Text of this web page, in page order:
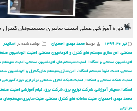
دوره‌ آموزشی عملی امنیت سایبری سیستم‌های کنترل
تیر ۳۰, ۱۳۹۹ توسط محمد مهدی احمدیان نوشته شده در اسلایدر
صنعتی, امن سازی سیستم های کنترل و اتوماسیون صنعتی, امنیت اتوماسیون
اتوماسیون صنعتی و اسکادا, امنیت سیستم های اتوماسیون صنعتی،امنیت
صنعتی، تست نفوذ سیستم اسکادا، امن سازی سیستم های کنترل و اتوماسیون
امنیت شبکه صنعتی و اسکادا, امنیت شبکه کنترل صنعتی, برگزاری دوره
اسکادا,سمینار آموزشی,شرکت توزیع برق، شرکت برق, فیلم آموزشی امنیت
محمد مهدی احمدیان, منیت سامانه های کنترل صنعتی, منیت سایبری سیستم‌های
حرارتی